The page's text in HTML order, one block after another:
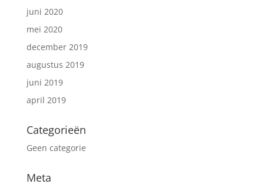
juni 2020
mei 2020
december 2019
augustus 2019
juni 2019
april 2019
Categorieën
Geen categorie
Meta